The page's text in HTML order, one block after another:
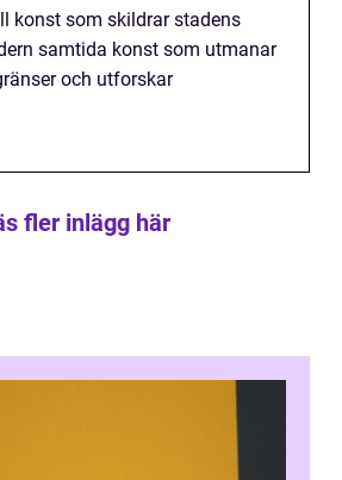
konst som skildrar stadens
samtida konst som utmanar
och utforskar
fler inlägg här